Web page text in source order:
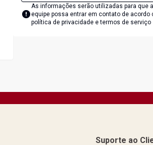
As informações serão utilizadas para que
equipe possa entrar em contato de acordo
política de privacidade e termos de serviço
Suporte ao